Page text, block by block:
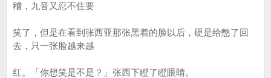
稽，九音又忍不住要
笑了，但是在看到张西亚那张黑着的脸以后，硬是给憋了回
去，只一张脸越来越
红。「你想笑是不是？」张西下瞪了瞪眼睛。